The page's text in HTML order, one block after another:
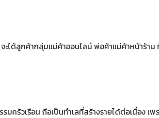
ได้ลูกค้ากลุ่มแม่ค้าออนไลน์ พ่อค้าแม่ค้าหน้าร้าน
รัวเรือน ถือเป็นทำเลที่สร้างรายได้ต่อเนื่อง เพ